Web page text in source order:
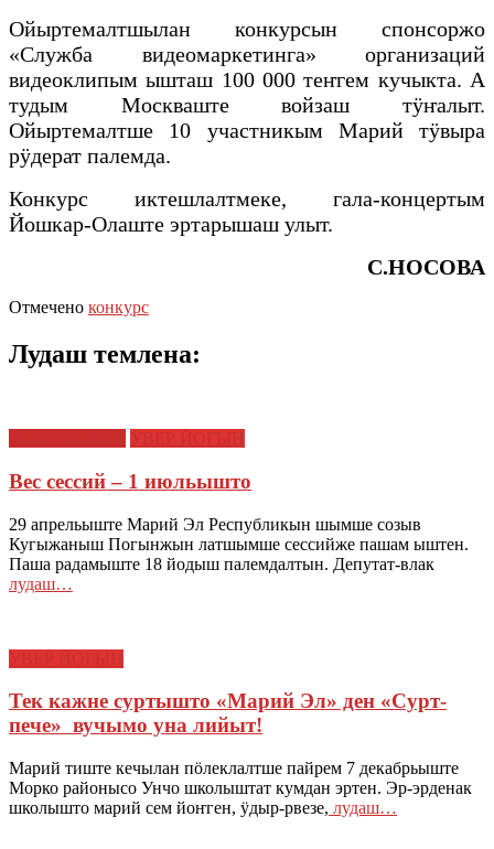
Ойыртемалтшылан конкурсын спонсоржо
«Служба видеомаркетинга» организаций
видеоклипым ышташ 100 000 теҥгем кучыкта. А
тудым Москваште войзаш тӱҥалыт.
Ойыртемалтше 10 участникым Марий тӱвыра
рӱдерат палемда.
Конкурс иктешлалтмеке, гала-концертым
Йошкар-Олаште эртарышаш улыт.
С.НОСОВА
Отмечено конкурс
Лудаш темлена:
Вес сессий – 1 июльышто
29 апрельыште Марий Эл Республикын шымше созыв
Кугыжаныш Погынжын латшымше сессийже пашам ыштен.
Паша радамыште 18 йодыш палемдалтын. Депутат-влак
лудаш…
Тек кажне суртышто «Марий Эл» ден «Сурт-
пече» вучымо уна лийыт!
Марий тиште кечылан пӧлеклалтше пайрем 7 декабрьыште
Морко районысо Унчо школыштат кумдан эртен. Эр-эрденак
школышто марий сем йоҥген, ӱдыр-рвезе, лудаш…